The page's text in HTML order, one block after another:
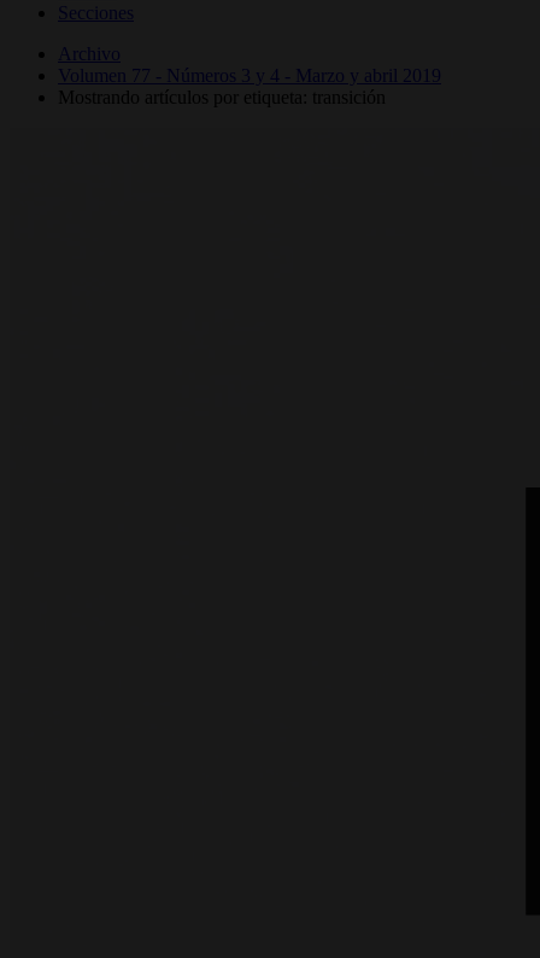
Secciones
Archivo
Volumen 77 - Números 3 y 4 - Marzo y abril 2019
Mostrando artículos por etiqueta: transición